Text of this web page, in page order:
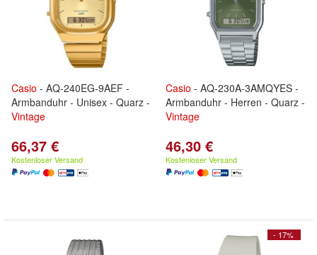
Casio - AQ-240EG-9AEF -
Armbanduhr - Unisex - Quarz -
Vintage
66,37 €
Kostenloser Versand
Casio - AQ-230A-3AMQYES -
Armbanduhr - Herren - Quarz -
Vintage
46,30 €
Kostenloser Versand
- 17%